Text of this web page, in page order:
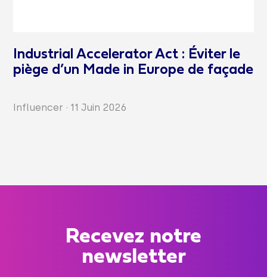
Industrial Accelerator Act : Éviter le
piège d’un Made in Europe de façade
Influencer · 11 Juin 2026
Recevez notre
newsletter